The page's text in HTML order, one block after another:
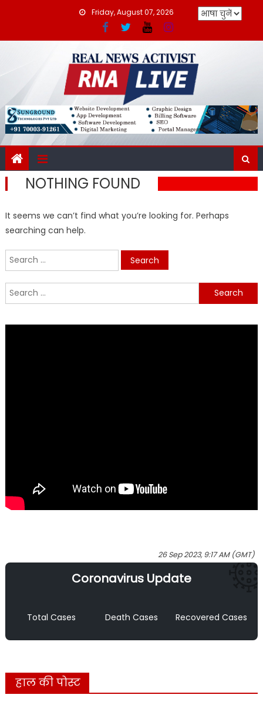
Friday, August 07, 2026
NOTHING FOUND
It seems we can’t find what you’re looking for. Perhaps
searching can help.
Search
for:
Search
for:
26 Sep 2023, 9:17 AM (GMT)
Coronavirus Update
Total Cases Death Cases Recovered Cases
हाल की पोस्ट